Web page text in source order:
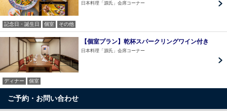
日本料理「源氏」会席コーナー
記念日・誕生日 個室 その他
【個室プラン】乾杯スパークリングワイン付き
日本料理「源氏」会席コーナー
ディナー 個室
ご予約・お問い合わせ